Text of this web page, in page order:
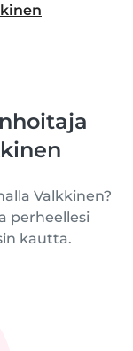
Valkkinen?
perheellesi
kautta.